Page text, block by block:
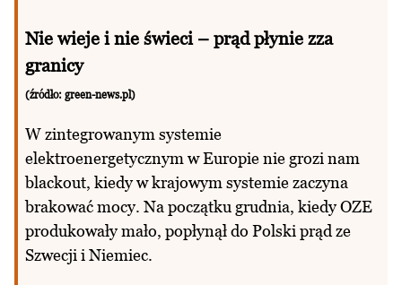
Nie wieje i nie świeci – prąd płynie zza
granicy
(źródło: green-news.pl)
W zintegrowanym systemie
elektroenergetycznym w Europie nie grozi nam
blackout, kiedy w krajowym systemie zaczyna
brakować mocy. Na początku grudnia, kiedy OZE
produkowały mało, popłynął do Polski prąd ze
Szwecji i Niemiec.